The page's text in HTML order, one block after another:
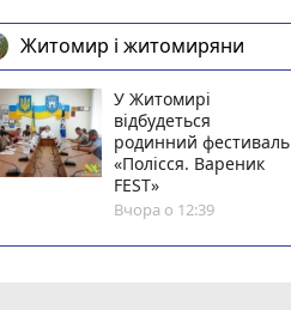
Житомир і житомиряни
У Житомирі
відбудеться
родинний фестиваль
«Полісся. Вареник
FEST»
Вчора о 12:39